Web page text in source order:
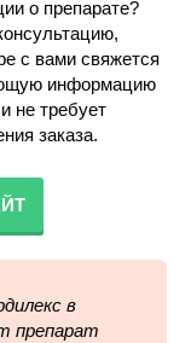
о препарате?
с вами свяжется
информацию
не требует
заказа.
в
препарат